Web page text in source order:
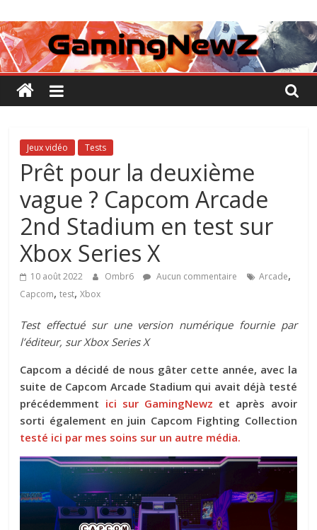
au
contenu
GamingNewZ
Tests
et
Actu
des
vidéo
Jeux vidéo Tests
Prêt pour la deuxième
vague ? Capcom Arcade
2nd Stadium en test sur
Xbox Series X
10 août 2022 Ombr6 Aucun commentaire Arcade,
Capcom,test,Xbox
Test effectué sur une version numérique fournie par
l’éditeur, sur Xbox Series X
Capcom a décidé de nous gâter cette année, avec la
suite de Capcom Arcade Stadium qui avait déjà testé
précédemment ici sur GamingNewz et après avoir
sorti également en juin Capcom Fighting Collection
testé ici par mes soins sur un autre média.